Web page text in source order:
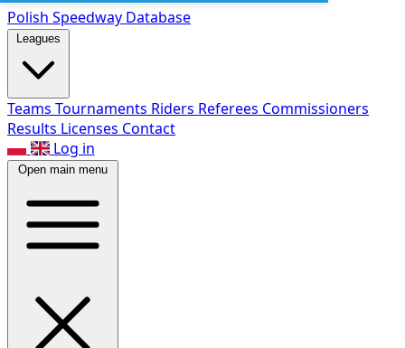
Polish Speedway Database
Leagues
Teams Tournaments Riders Referees Commissioners
Results Licenses Contact
Log in
Open main menu